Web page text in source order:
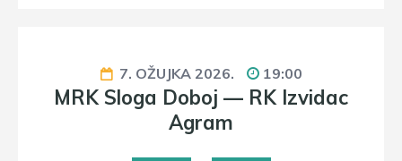
7. OŽUJKA 2026. 19:00
MRK Sloga Doboj — RK Izvidac
Agram